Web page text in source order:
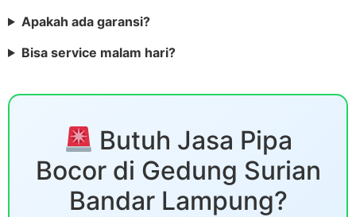
Apakah ada garansi?
Bisa service malam hari?
Butuh Jasa Pipa
Bocor di Gedung Surian
Bandar Lampung?